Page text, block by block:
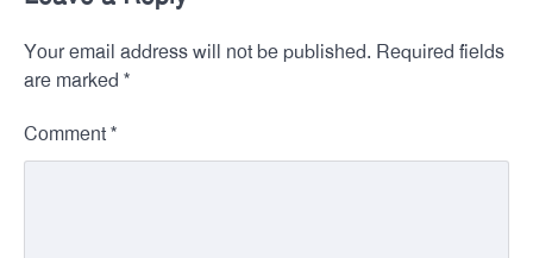
Your email address will not be published. Required fields
are marked *
Comment *